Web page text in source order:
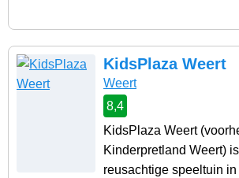
KidsPlaza Weert
Weert
8,4
KidsPlaza Weert
Kinderpretland Weert)
reusachtige speeltuin